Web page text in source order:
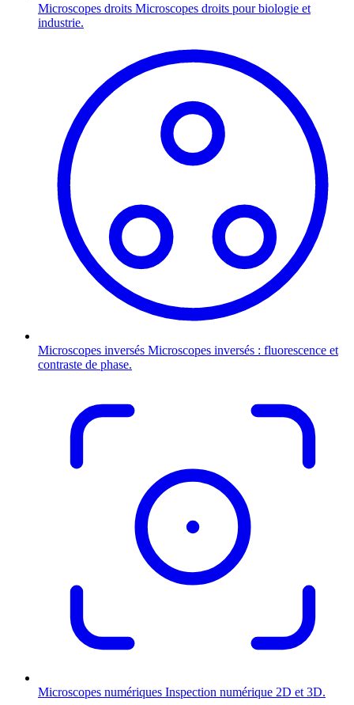
Microscopes droits Microscopes droits pour biologie et
industrie.
Microscopes inversés Microscopes inversés : fluorescence et
contraste de phase.
Microscopes numériques Inspection numérique 2D et 3D.